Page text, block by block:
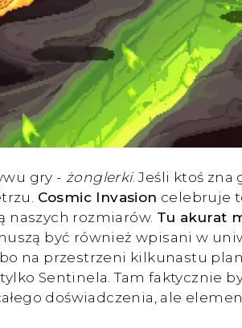
gry - żonglerki. Jeśli ktoś
Cosmic Invasion celebruje
naszych rozmiarów. Tu akurat
być również wpisani w
na przestrzeni kilkunastu
Sentinela. Tam faktycznie
doświadczenia, ale